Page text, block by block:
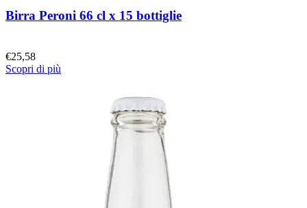
Birra Peroni 66 cl x 15 bottiglie
€25,58
Scopri di più